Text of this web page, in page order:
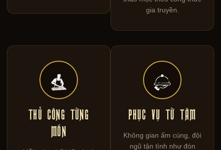
gia truyền.
THỦ CÔNG TỪNG
MÓN
PHỤC VỤ TỪ TÂM
Không gian ấm cúng, đội
ngũ tận tình như đón